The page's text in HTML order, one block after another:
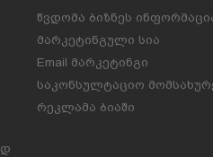
წვდომა ბიზნეს
მარკეტინგული სია
Email მარკეტინგი
საკონსულტაციო
რეკლამა ბიაში